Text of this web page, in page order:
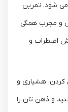
شود. تمرین
و مجرب همگی
اضطراب و
هشیاری و
و ذهن تان را